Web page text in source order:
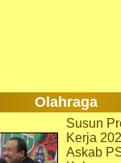
Olahraga
Susun
Kerja
Askab